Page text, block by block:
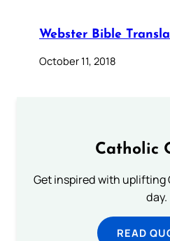
Webster Bible
October 11, 2018
Catholic
Get inspired with uplifting
day.
READ